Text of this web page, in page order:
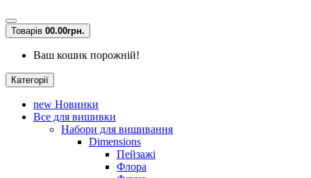
Товарів 00.00грн.
Ваш кошик порожній!
Категорії
new Новинки
Все для вишивки
Набори для вишивання
Dimensions
Пейзажі
Флора